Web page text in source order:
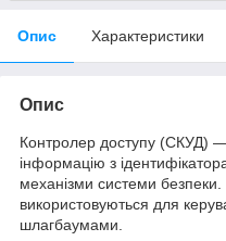
Опис Характеристики
Опис
Контролер доступу (СКУД) —
інформацію з
механізми системи безпеки.
використовуються для
шлагбаумами.